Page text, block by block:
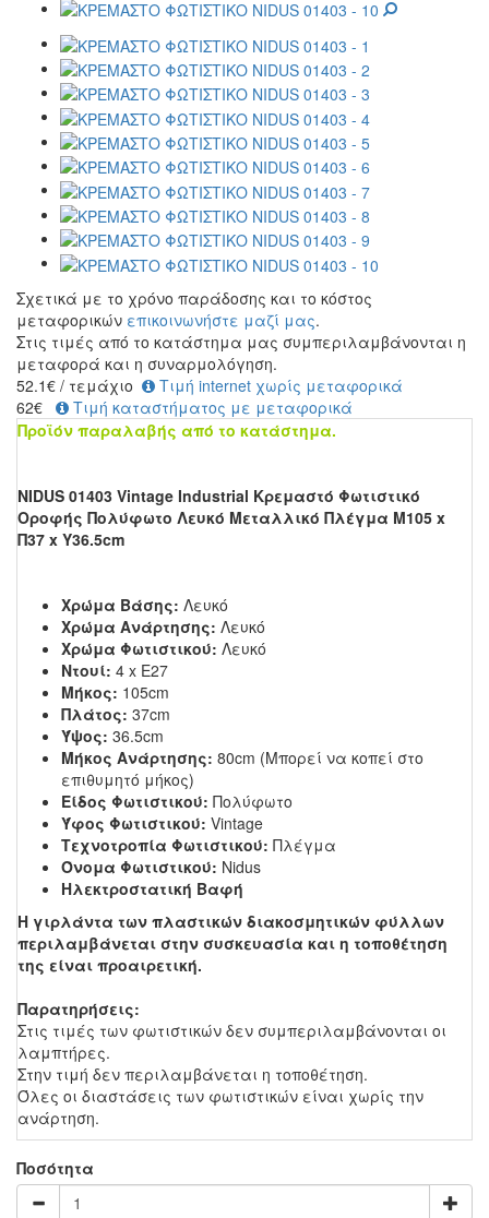
Σχετικά με το χρόνο παράδοσης και το κόστος
μεταφορικών επικοινωνήστε μαζί μας.
Στις τιμές από το κατάστημα μας συμπεριλαμβάνονται η
μεταφορά και η συναρμολόγηση.
52.1€ / τεμάχιο
Τιμή internet χωρίς μεταφορικά
62€
Τιμή καταστήματος με μεταφορικά
Προϊόν παραλαβής από το κατάστημα.
NIDUS 01403 Vintage Industrial Κρεμαστό Φωτιστικό
Οροφής Πολύφωτο Λευκό Μεταλλικό Πλέγμα Μ105 x
Π37 x Y36.5cm
Χρώμα Βάσης: Λευκό
Χρώμα Ανάρτησης: Λευκό
Χρώμα Φωτιστικού: Λευκό
Ντουί: 4 x E27
Μήκος: 105cm
Πλάτος: 37cm
Ύψος: 36.5cm
Μήκος Ανάρτησης: 80cm (Μπορεί να κοπεί στο
επιθυμητό μήκος)
Είδος Φωτιστικού: Πολύφωτο
Ύφος Φωτιστικού: Vintage
Τεχνοτροπία Φωτιστικού: Πλέγμα
Όνομα Φωτιστικού: Nidus
Ηλεκτροστατική Βαφή
Η γιρλάντα των πλαστικών διακοσμητικών φύλλων
περιλαμβάνεται στην συσκευασία και η τοποθέτηση
της είναι προαιρετική.
Παρατηρήσεις:
Στις τιμές των φωτιστικών δεν συμπεριλαμβάνονται οι
λαμπτήρες.
Στην τιμή δεν περιλαμβάνεται η τοποθέτηση.
Όλες οι διαστάσεις των φωτιστικών είναι χωρίς την
ανάρτηση.
Ποσότητα